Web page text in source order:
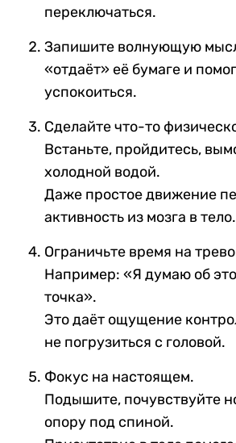
переключаться.
Запишите волнующую
«отдаёт» её бумаге и
успокоиться.
Сделайте что-то
Встаньте, пройдитесь,
холодной водой.
Даже простое движение
активность из мозга в тело.
Ограничьте время на
Например: «Я думаю об
точка».
Это даёт ощущение
не погрузиться с головой.
Фокус на настоящем.
Подышите, почувствуйте
опору под спиной.